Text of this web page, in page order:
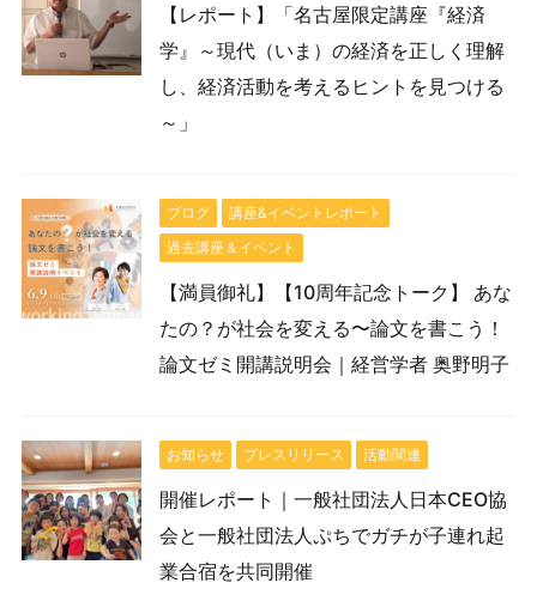
【レポート】「名古屋限定講座『経済
学』～現代（いま）の経済を正しく理解
し、経済活動を考えるヒントを見つける
～」
ブログ
講座&イベントレポート
過去講座＆イベント
【満員御礼】【10周年記念トーク】 あな
たの？が社会を変える〜論文を書こう！
論文ゼミ開講説明会｜経営学者 奥野明子
お知らせ プレスリリース 活動関連
開催レポート｜一般社団法人日本CEO協
会と一般社団法人ぷちでガチが子連れ起
業合宿を共同開催